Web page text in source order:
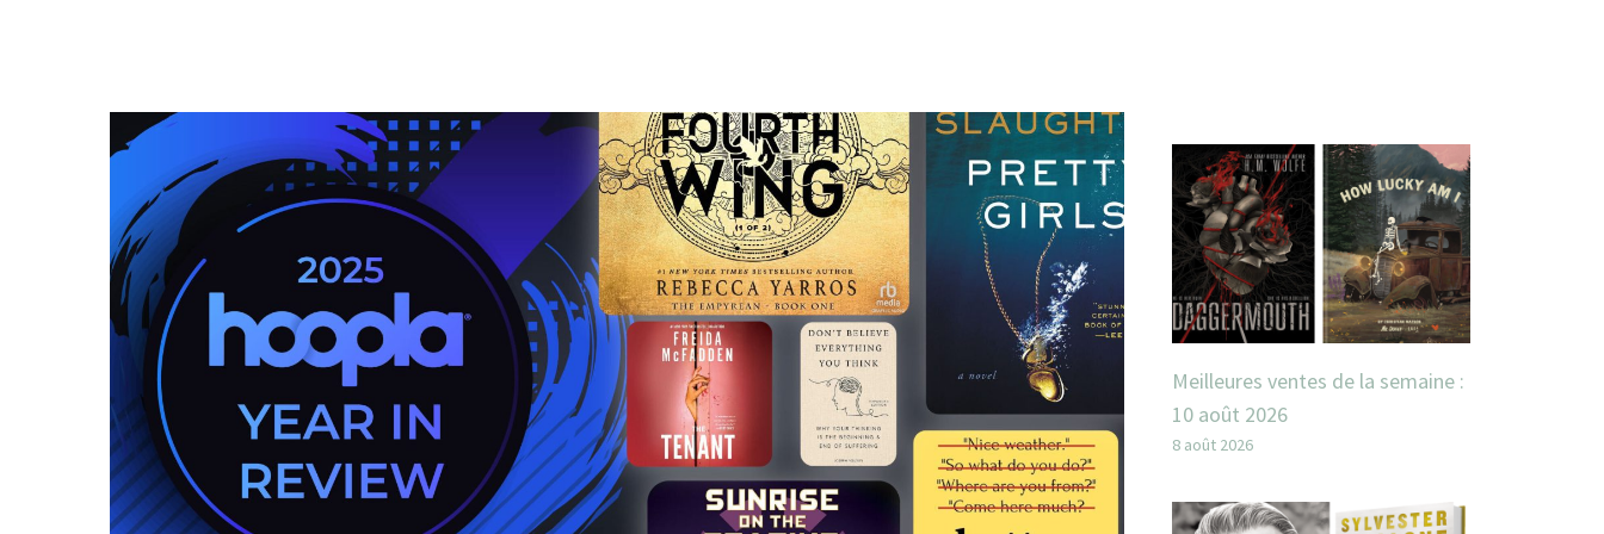
Meilleures ventes de la semaine :
10 août 2026
8 août 2026